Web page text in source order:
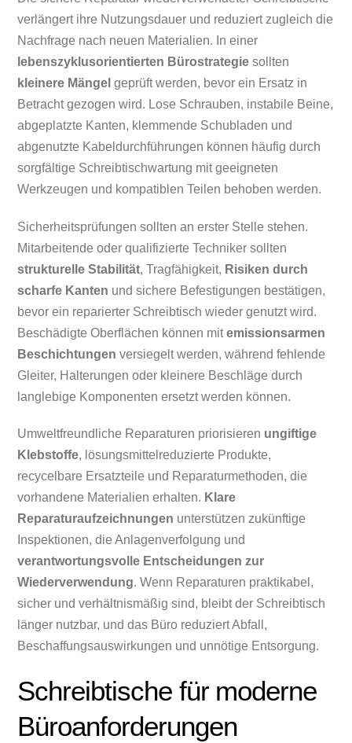
verlängert ihre Nutzungsdauer und reduziert zugleich die
Nachfrage nach neuen Materialien. In einer
lebenszyklusorientierten Bürostrategie sollten
kleinere Mängel geprüft werden, bevor ein Ersatz in
Betracht gezogen wird. Lose Schrauben, instabile Beine,
abgeplatzte Kanten, klemmende Schubladen und
abgenutzte Kabeldurchführungen können häufig durch
sorgfältige Schreibtischwartung mit geeigneten
Werkzeugen und kompatiblen Teilen behoben werden.
Sicherheitsprüfungen sollten an erster Stelle stehen.
Mitarbeitende oder qualifizierte Techniker sollten
strukturelle Stabilität, Tragfähigkeit, Risiken durch
scharfe Kanten und sichere Befestigungen bestätigen,
bevor ein reparierter Schreibtisch wieder genutzt wird.
Beschädigte Oberflächen können mitemissionsarmen
Beschichtungen versiegelt werden, während fehlende
Gleiter, Halterungen oder kleinere Beschläge durch
langlebige Komponenten ersetzt werden können.
Umweltfreundliche Reparaturen priorisieren ungiftige
Klebstoffe, lösungsmittelreduzierte Produkte,
recycelbare Ersatzteile und Reparaturmethoden, die
vorhandene Materialien erhalten. Klare
Reparaturaufzeichnungen unterstützen zukünftige
Inspektionen, die Anlagenverfolgung und
verantwortungsvolle Entscheidungen zur
Wiederverwendung. Wenn Reparaturen praktikabel,
sicher und verhältnismäßig sind, bleibt der Schreibtisch
länger nutzbar, und das Büro reduziert Abfall,
Beschaffungsauswirkungen und unnötige Entsorgung.
Schreibtische für moderne
Büroanforderungen